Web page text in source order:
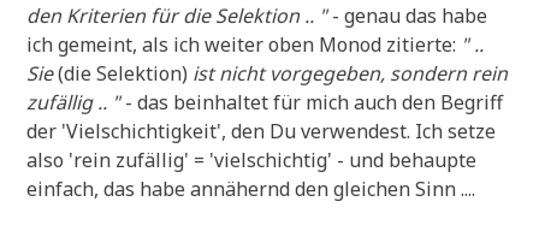
den Kri­te­ri­en für die Selek­ti­on .. "- genau das habe
ich gemeint, als ich wei­ter oben Monod zitier­te: " ..
Sie(die Selek­ti­on) ist nicht vor­ge­ge­ben, son­dern rein
zufäl­lig .. "- das beinhal­tet für mich auch den Begriff
der 'Viel­schich­tig­keit', den Du ver­wen­dest. Ich set­ze
also 'rein zufäl­lig' = 'viel­schich­tig' - und behaup­te
ein­fach, das habe annä­hernd den glei­chen Sinn ....